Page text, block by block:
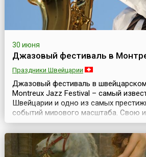
30 июня
Джазовый фестиваль в
Праздники Швейцарии
Джазовый фестиваль в
Montreux Jazz Festival – самый
Швейцарии и одно из самых
событий мирового масштаба. Свою
1967 года, проходит каждый год и
двух недель. Обычно фестиваль
начале июля.Создатель и
2013 года) Montreux Jazz Festival – К...